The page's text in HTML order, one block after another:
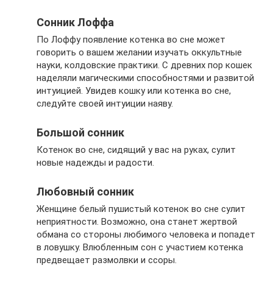
Сонник Лоффа
По Лоффу появление котенка во сне может
говорить о вашем желании изучать оккультные
науки, колдовские практики. С древних пор кошек
наделяли магическими способностями и развитой
интуицией. Увидев кошку или котенка во сне,
следуйте своей интуиции наяву.
Большой сонник
Котенок во сне, сидящий у вас на руках, сулит
новые надежды и радости.
Любовный сонник
Женщине белый пушистый котенок во сне сулит
неприятности. Возможно, она станет жертвой
обмана со стороны любимого человека и попадет
в ловушку. Влюбленным сон с участием котенка
предвещает размолвки и ссоры.